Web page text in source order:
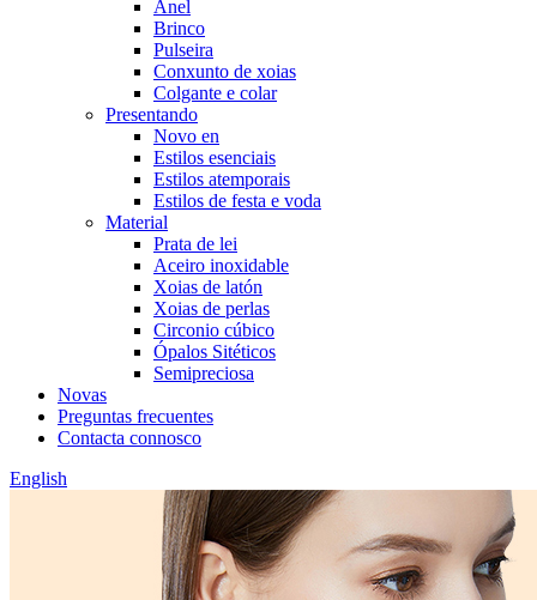
Anel
Brinco
Pulseira
Conxunto de xoias
Colgante e colar
Presentando
Novo en
Estilos esenciais
Estilos atemporais
Estilos de festa e voda
Material
Prata de lei
Aceiro inoxidable
Xoias de latón
Xoias de perlas
Circonio cúbico
Ópalos Sitéticos
Semipreciosa
Novas
Preguntas frecuentes
Contacta connosco
English